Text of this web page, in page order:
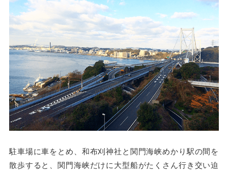
駐車場に車をとめ、和布刈神社と関門海峡めかり駅の間を
散歩すると、関門海峡だけに大型船がたくさん行き交い迫